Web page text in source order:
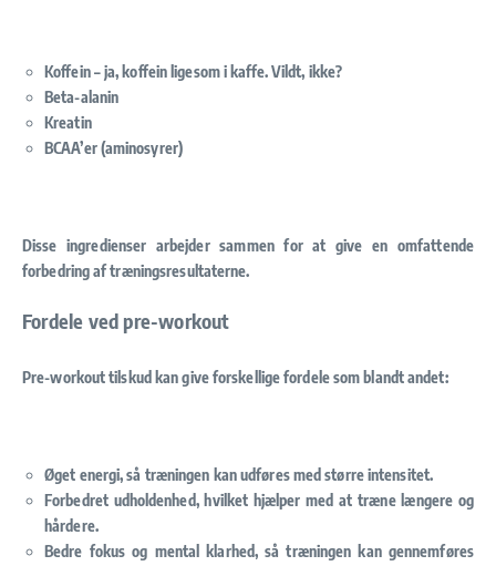
Koffein – ja, koffein ligesom i kaffe. Vildt, ikke?
Beta-alanin
Kreatin
BCAA’er (aminosyrer)
Disse ingredienser arbejder sammen for at give en omfattende
forbedring af træningsresultaterne.
Fordele ved pre-workout
Pre-workout tilskud kan give forskellige fordele som blandt andet:
Øget energi, så træningen kan udføres med større intensitet.
Forbedret udholdenhed, hvilket hjælper med at træne længere og
hårdere.
Bedre fokus og mental klarhed, så træningen kan gennemføres